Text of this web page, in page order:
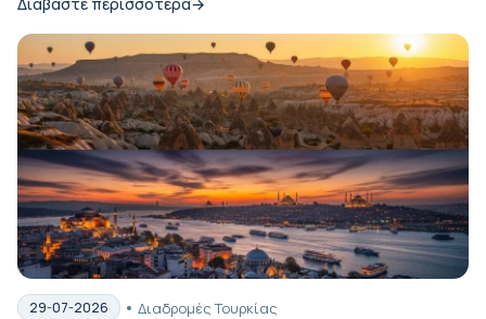
29-07-2026 Διαδρομές Τουρκίας